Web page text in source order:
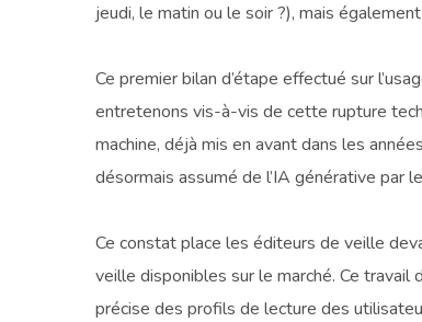
jeudi, le matin ou le soir ?), mais
Ce premier bilan d’étape effectué sur
entretenons vis-à-vis de cette rupture
machine, déjà mis en avant dans les
désormais assumé de l’IA générative par
Ce constat place les éditeurs de veille
veille disponibles sur le marché. Ce travail
précise des profils de lecture des